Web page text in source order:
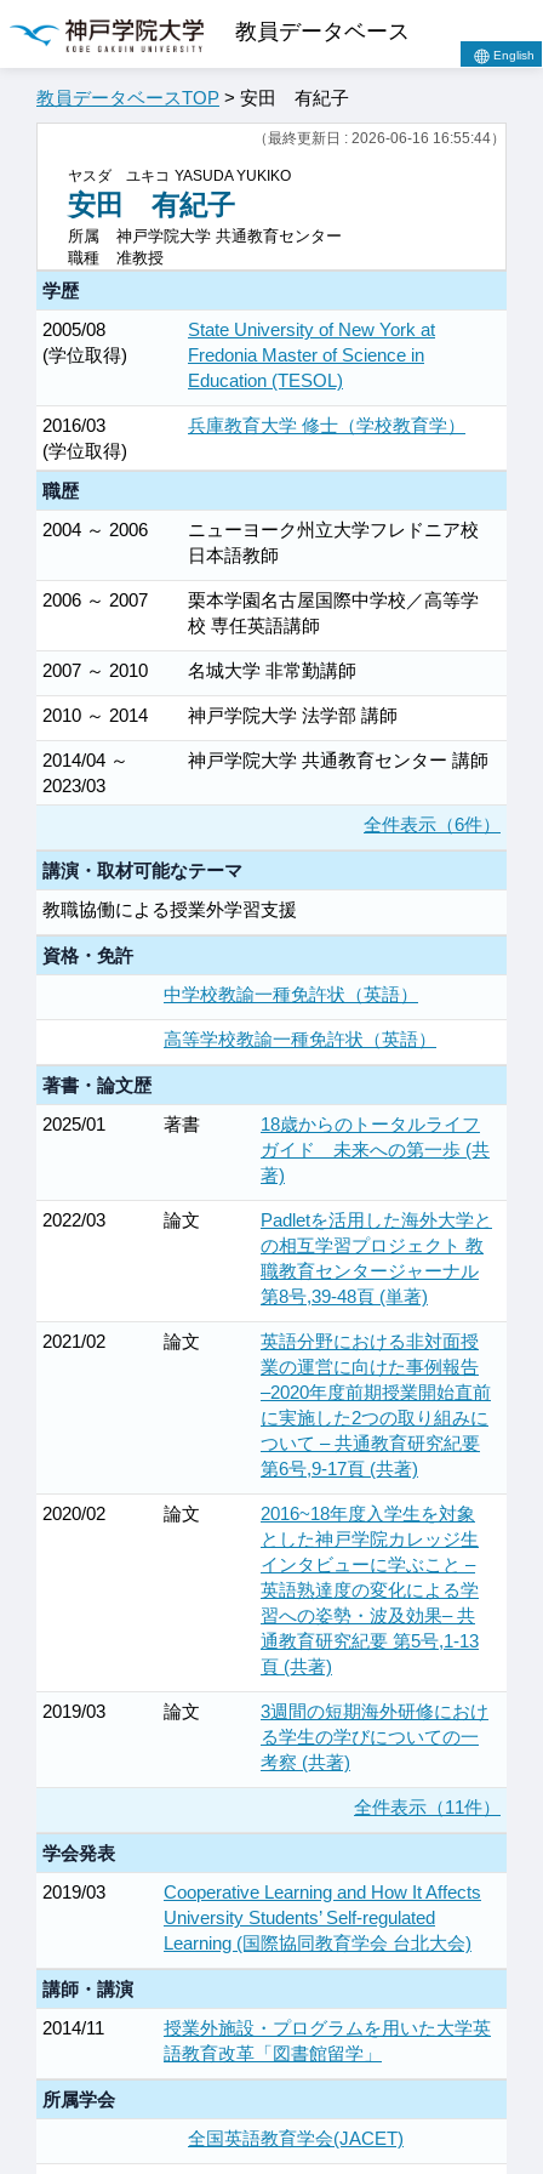
教員データベース
English
教員データベースTOP > 安田 有紀子
（最終更新日 : 2026-06-16 16:55:44）
ヤスダ ユキコ YASUDA YUKIKO
安田 有紀子
所属
神戸学院大学 共通教育センター
職種
准教授
学歴
2005/08
(学位取得)
State University of New York at
Fredonia Master of Science in
Education (TESOL)
2016/03
(学位取得)
兵庫教育大学 修士（学校教育学）
職歴
2004 ～ 2006
ニューヨーク州立大学フレドニア校
日本語教師
2006 ～ 2007
栗本学園名古屋国際中学校／高等学
校 専任英語講師
2007 ～ 2010 名城大学 非常勤講師
2010 ～ 2014 神戸学院大学 法学部 講師
2014/04 ～
2023/03
神戸学院大学 共通教育センター 講師
全件表示（6件）
講演・取材可能なテーマ
教職協働による授業外学習支援
資格・免許
中学校教諭一種免許状（英語）
高等学校教諭一種免許状（英語）
著書・論文歴
2025/01
著書
18歳からのトータルライフ
ガイド 未来への第一歩 (共
著)
2022/03 論文
Padletを活用した海外大学と
の相互学習プロジェクト 教
職教育センタージャーナル
第8号,39-48頁 (単著)
2021/02 論文
英語分野における非対面授
業の運営に向けた事例報告
–2020年度前期授業開始直前
に実施した2つの取り組みに
ついて – 共通教育研究紀要
第6号,9-17頁 (共著)
2020/02 論文
2016~18年度入学生を対象
とした神戸学院カレッジ生
インタビューに学ぶこと –
英語熟達度の変化による学
習への姿勢・波及効果– 共
通教育研究紀要 第5号,1-13
頁 (共著)
2019/03 論文
3週間の短期海外研修におけ
る学生の学びについての一
考察 (共著)
全件表示（11件）
学会発表
2019/03
Cooperative Learning and How It Affects
University Students’ Self-regulated
Learning (国際協同教育学会 台北大会)
講師・講演
2014/11
授業外施設・プログラムを用いた大学英
語教育改革「図書館留学」
所属学会
全国英語教育学会(JACET)